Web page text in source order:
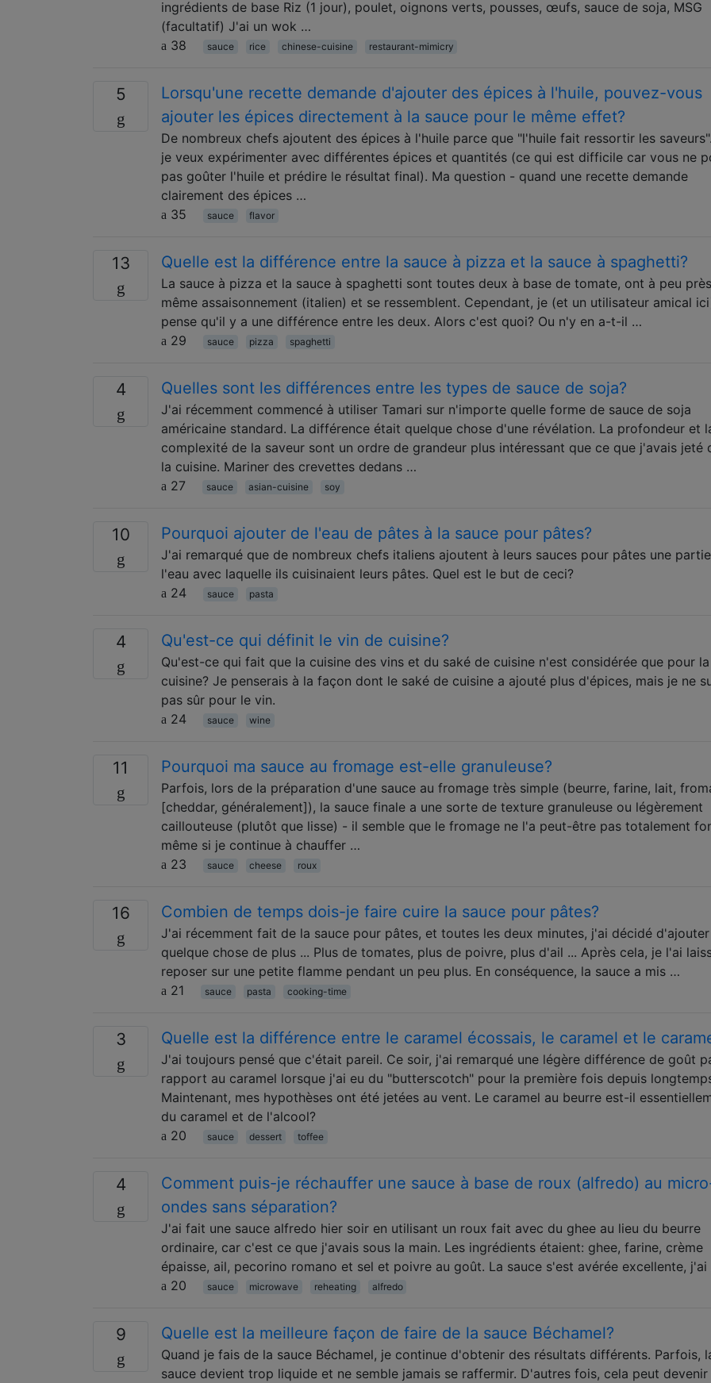
ingrédients de base Riz (1 jour), poulet, oignons verts, pousses, œufs, sauce de soja, MSG
(facultatif) J'ai un wok …
38
sauce rice chinese-cuisine restaurant-mimicry
5
Lorsqu'une recette demande d'ajouter des épices à l'huile, pouvez-vous
ajouter les épices directement à la sauce pour le même effet?
De nombreux chefs ajoutent des épices à l'huile parce que "l'huile fait ressortir les
je veux expérimenter avec différentes épices et quantités (ce qui est difficile car vous ne
pas goûter l'huile et prédire le résultat final). Ma question - quand une recette demande
clairement des épices …
35
sauce flavor
13 Quelle est la différence entre la sauce à pizza et la sauce à spaghetti?
La sauce à pizza et la sauce à spaghetti sont toutes deux à base de tomate, ont à peu
même assaisonnement (italien) et se ressemblent. Cependant, je (et un utilisateur amical
pense qu'il y a une différence entre les deux. Alors c'est quoi? Ou n'y en a-t-il …
29
sauce pizza spaghetti
4 Quelles sont les différences entre les types de sauce de soja?
J'ai récemment commencé à utiliser Tamari sur n'importe quelle forme de sauce de soja
américaine standard. La différence était quelque chose d'une révélation. La profondeur et
complexité de la saveur sont un ordre de grandeur plus intéressant que ce que j'avais jeté
la cuisine. Mariner des crevettes dedans …
27
sauce asian-cuisine soy
10 Pourquoi ajouter de l'eau de pâtes à la sauce pour pâtes?
J'ai remarqué que de nombreux chefs italiens ajoutent à leurs sauces pour pâtes une
l'eau avec laquelle ils cuisinaient leurs pâtes. Quel est le but de ceci?
24
sauce pasta
4 Qu'est-ce qui définit le vin de cuisine?
Qu'est-ce qui fait que la cuisine des vins et du saké de cuisine n'est considérée que pour la
cuisine? Je penserais à la façon dont le saké de cuisine a ajouté plus d'épices, mais je ne
pas sûr pour le vin.
24
sauce wine
11 Pourquoi ma sauce au fromage est-elle granuleuse?
Parfois, lors de la préparation d'une sauce au fromage très simple (beurre, farine, lait,
[cheddar, généralement]), la sauce finale a une sorte de texture granuleuse ou légèrement
caillouteuse (plutôt que lisse) - il semble que le fromage ne l'a peut-être pas totalement
même si je continue à chauffer …
23
sauce cheese roux
16 Combien de temps dois-je faire cuire la sauce pour pâtes?
J'ai récemment fait de la sauce pour pâtes, et toutes les deux minutes, j'ai décidé d'ajouter
quelque chose de plus ... Plus de tomates, plus de poivre, plus d'ail ... Après cela, je l'ai
reposer sur une petite flamme pendant un peu plus. En conséquence, la sauce a mis …
21
sauce pasta cooking-time
3 Quelle est la différence entre le caramel écossais, le caramel et le
J'ai toujours pensé que c'était pareil. Ce soir, j'ai remarqué une légère différence de goût
rapport au caramel lorsque j'ai eu du "butterscotch" pour la première fois depuis
Maintenant, mes hypothèses ont été jetées au vent. Le caramel au beurre est-il
du caramel et de l'alcool?
20
sauce dessert toffee
4
Comment puis-je réchauffer une sauce à base de roux (alfredo) au
ondes sans séparation?
J'ai fait une sauce alfredo hier soir en utilisant un roux fait avec du ghee au lieu du beurre
ordinaire, car c'est ce que j'avais sous la main. Les ingrédients étaient: ghee, farine, crème
épaisse, ail, pecorino romano et sel et poivre au goût. La sauce s'est avérée excellente,
20
sauce microwave reheating alfredo
9 Quelle est la meilleure façon de faire de la sauce Béchamel?
Quand je fais de la sauce Béchamel, je continue d'obtenir des résultats différents. Parfois,
sauce devient trop liquide et ne semble jamais se raffermir. D'autres fois, cela peut devenir